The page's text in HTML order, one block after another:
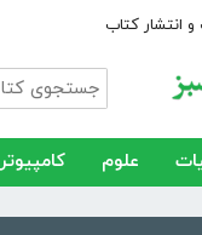
و انتشار کتاب
علوم کامپیوتر